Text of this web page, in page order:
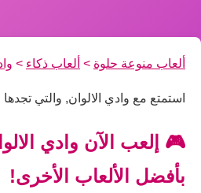
ألعاب منوعة حلوة > ألعاب ذكاء >
استمتع مع وادي الالوان, والتي
🎮 إلعب الآن وادي
بأفضل الألعاب الأخرى!